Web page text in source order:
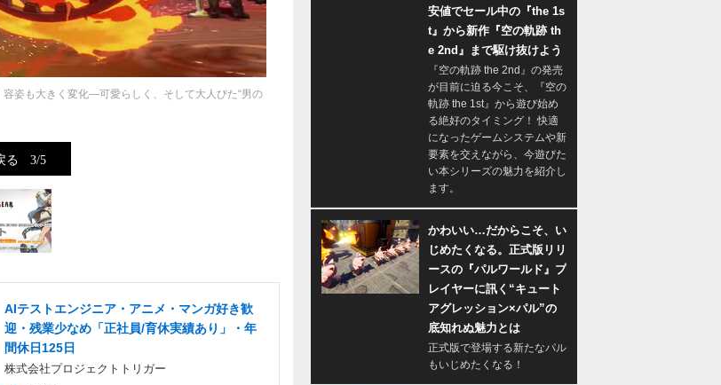
姿も大きく変化―可愛らしく、そして大人びた“男の
る 3/5
AIテストエンジニア・アニメ・マンガ好き歓
迎・残業少なめ「正社員/育休実績あり」・年
間休日125日
株式会社プロジェクトトリガー
安値でセール中の『the 1s
t』から新作『空の軌跡 th
e 2nd』まで駆け抜けよう
『空の軌跡 the 2nd』の発売
が目前に迫る今こそ、『空の
軌跡 the 1st』から遊び始め
る絶好のタイミング！ 快適
になったゲームシステムや新
要素を交えながら、今遊びた
い本シリーズの魅力を紹介し
ます。
かわいい…だからこそ、い
じめたくなる。正式版リリ
ースの『パルワールド』プ
レイヤーに訊く“キュート
アグレッション×パル”の
底知れぬ魅力とは
正式版で登場する新たなパル
もいじめたくなる！